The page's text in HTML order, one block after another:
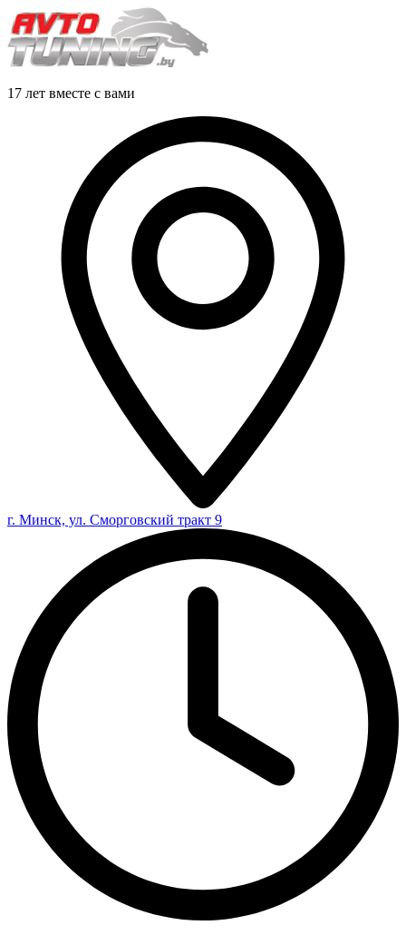
17 лет вместе с вами
г. Минск, ул. Сморговский тракт 9